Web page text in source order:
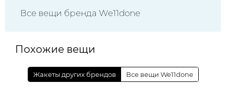
Все вещи бренда We11done
Похожие вещи
Жакеты других брендов Все вещи We11done